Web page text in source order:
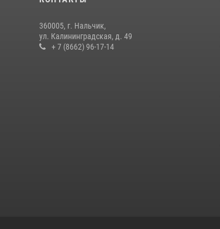
360005, г. Нальчик,
ул. Калининградская, д. 49
+ 7 (8662) 96-17-14